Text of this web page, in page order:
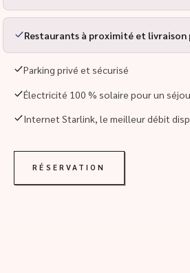
Restaurants à proximité et livraison
Parking privé et sécurisé
Électricité 100 % solaire pour un
Internet Starlink, le meilleur débit
RÉSERVATION